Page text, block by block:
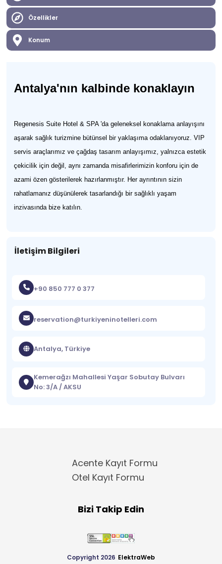
Özellikler
Konum
Antalya'nın kalbinde konaklayın
Regenesis Suite Hotel & SPA 'da geleneksel konaklama anlayışını
aşarak sağlık turizmine bütünsel bir yaklaşıma odaklanıyoruz. VIP
servis araçlarımız ve çağdaş tasarım anlayışımız, yalnızca estetik
çekicilik için değil, aynı zamanda misafirlerimizin konforu için de
azami özen gösterilerek hazırlanmıştır. Her ayrıntının sizin
rahatlamanız düşünülerek tasarlandığı bir sağlıklı yaşam
inzivasında bize katılın.
İletişim Bilgileri
+90 850 777 0 377
reservation@turkiyeninotelleri.com
Antalya, Türkiye
Kemerağzı Mahallesi Yaşar Sobutay Bulvarı
No: 3/A / AKSU
Acente Kayıt Formu
Otel Kayıt Formu
Bizi Takip Edin
Copyright 2026 ElektraWeb